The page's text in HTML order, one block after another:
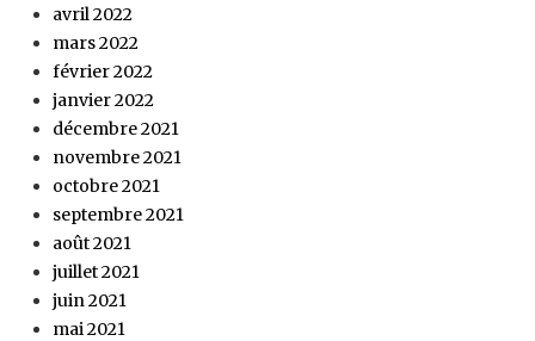
avril 2022
mars 2022
février 2022
janvier 2022
décembre 2021
novembre 2021
octobre 2021
septembre 2021
août 2021
juillet 2021
juin 2021
mai 2021